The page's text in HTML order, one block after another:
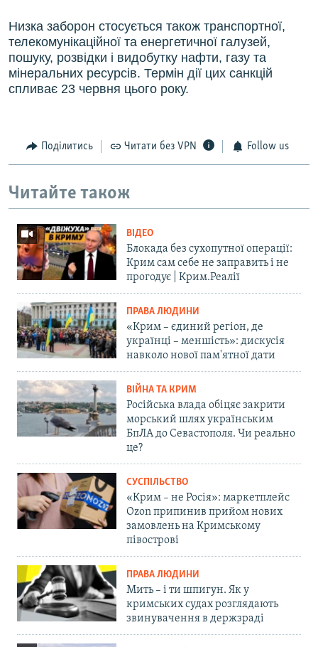
Низка заборон стосується також транспортної,
телекомунікаційної та енергетичної галузей,
пошуку, розвідки і видобутку нафти, газу та
мінеральних ресурсів. Термін дії цих санкцій
спливає 23 червня цього року.
Поділитись Читати без VPN Follow us
Читайте також
ВІДЕО
Блокада без сухопутної операції:
Крим сам себе не заправить і не
прогодує | Крим.Реалії
ПРАВА ЛЮДИНИ
«Крим – єдиний регіон, де
українці – меншість»: дискусія
навколо нової пам'ятної дати
ВІЙНА ТА КРИМ
Російська влада обіцяє закрити
морський шлях українським
БпЛА до Севастополя. Чи реально
це?
СУСПІЛЬСТВО
«Крим – не Росія»: маркетплейс
Ozon припинив прийом нових
замовлень на Кримському
півострові
ПРАВА ЛЮДИНИ
Мить – і ти шпигун. Як у
кримських судах розглядають
звинувачення в держзраді